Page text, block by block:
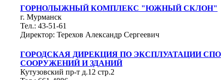
ГОРНОЛЫЖНЫЙ КОМПЛЕКС "ЮЖНЫЙ СКЛОН"
г. Мурманск
Тел.: 43-51-61
Директор: Терехов Александр Сергеевич
ГОРОДСКАЯ ДИРЕКЦИЯ ПО ЭКСПЛУАТАЦИИ
СООРУЖЕНИЙ И ЗДАНИЙ
Кутузовский пр-т д.12 стр.2